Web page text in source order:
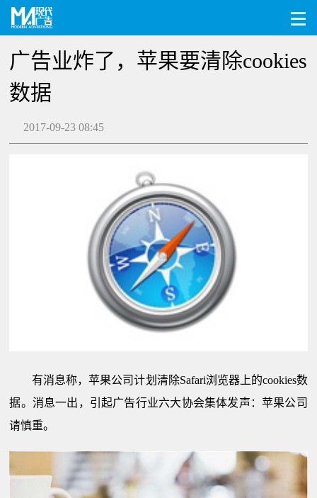
​广告业炸了，苹果要清除cookies
数据
2017-09-23 08:45
有消息称，苹果公司计划清除Safari浏览器上的cookies数
据。消息一出，引起广告行业六大协会集体发声：苹果公司
请慎重。